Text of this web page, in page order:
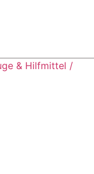
& Hilfmittel /